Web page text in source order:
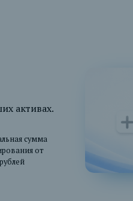
активах.
сумма
от